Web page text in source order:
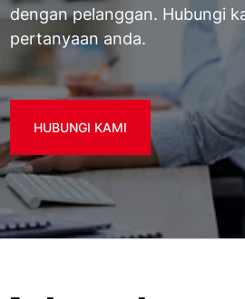
dengan pelanggan. Hubungi
pertanyaan anda.
HUBUNGI KAMI